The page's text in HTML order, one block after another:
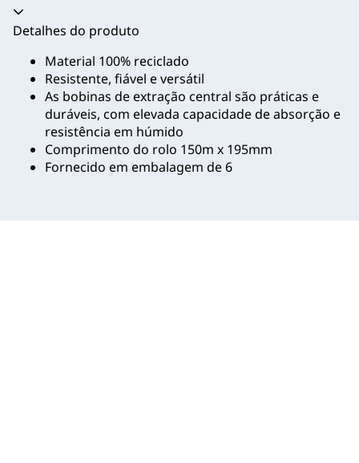
Acordeão recolhido
Detalhes do produto
Material 100% reciclado
Resistente, fiável e versátil
As bobinas de extração central são práticas e
duráveis, com elevada capacidade de absorção e
resistência em húmido
Comprimento do rolo 150m x 195mm
Fornecido em embalagem de 6